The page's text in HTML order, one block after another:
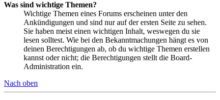
Was sind wichtige Themen?
Wichtige Themen eines Forums erscheinen unter den
Ankündigungen und sind nur auf der ersten Seite zu sehen.
Sie haben meist einen wichtigen Inhalt, weswegen du sie
lesen solltest. Wie bei den Bekanntmachungen hängt es von
deinen Berechtigungen ab, ob du wichtige Themen erstellen
kannst oder nicht; die Berechtigungen stellt die Board-
Administration ein.
Nach oben